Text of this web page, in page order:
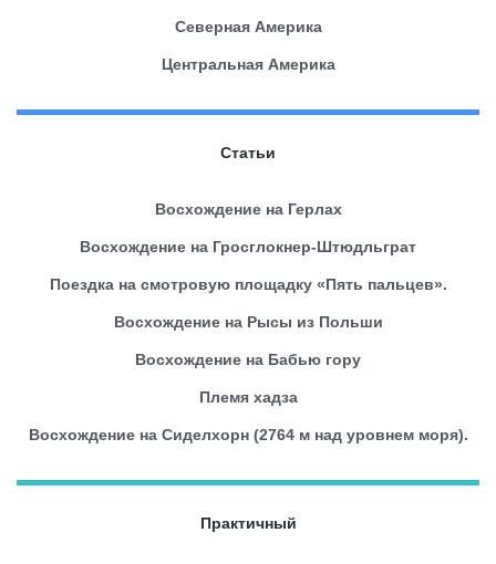
Северная Америка
Центральная Америка
Статьи
Восхождение на Герлах
Восхождение на Гросглокнер-Штюдльграт
Поездка на смотровую площадку «Пять пальцев».
Восхождение на Рысы из Польши
Восхождение на Бабью гору
Племя хадза
Восхождение на Сиделхорн (2764 м над уровнем моря).
Практичный